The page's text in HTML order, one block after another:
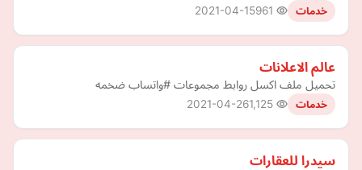
خدمات 2021-04-15
عالم الاعلانات
تحميل ملف اكسل روابط مجموعات #واتساب ضخمه
خدمات 2021-04-26
سيدرا للعقارات